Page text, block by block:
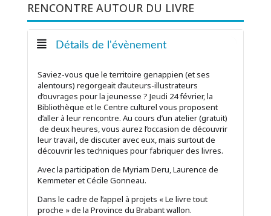
RENCONTRE AUTOUR DU LIVRE
Détails de l'évènement
Saviez-vous que le territoire genappien (et ses
alentours) regorgeait d’auteurs-illustrateurs
d’ouvrages pour la jeunesse ? Jeudi 24 février, la
Bibliothèque et le Centre culturel vous proposent
d’aller à leur rencontre. Au cours d’un atelier (gratuit)
de deux heures, vous aurez l’occasion de découvrir
leur travail, de discuter avec eux, mais surtout de
découvrir les techniques pour fabriquer des livres.
Avec la participation de Myriam Deru, Laurence de
Kemmeter et Cécile Gonneau.
Dans le cadre de l’appel à projets « Le livre tout
proche » de la Province du Brabant wallon.